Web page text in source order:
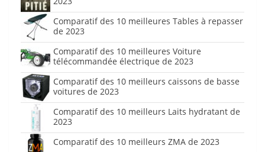
Comparatif des 10 meilleures Tables à repasser
de 2023
Comparatif des 10 meilleures Voiture
télécommandée électrique de 2023
Comparatif des 10 meilleurs caissons de basse
voitures de 2023
Comparatif des 10 meilleurs Laits hydratant de
2023
Comparatif des 10 meilleurs ZMA de 2023